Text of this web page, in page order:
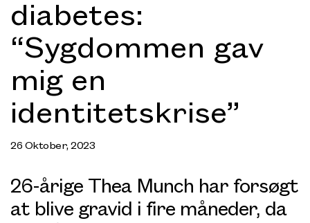
diabetes:
“Sygdommen gav
mig en
identitetskrise”
26 Oktober, 2023
26-årige Thea Munch har forsøgt
at blive gravid i fire måneder, da